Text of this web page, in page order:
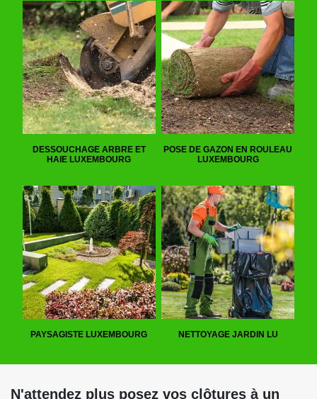
DESSOUCHAGE ARBRE ET
HAIE LUXEMBOURG
POSE DE GAZON EN ROULEAU
LUXEMBOURG
PAYSAGISTE LUXEMBOURG NETTOYAGE JARDIN LU
N'attendez plus posez vos clôtures à un